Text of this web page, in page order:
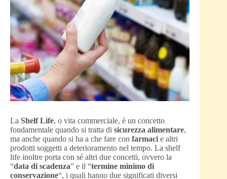
La Shelf Life, o vita commerciale, è un concetto
fondamentale quando si tratta di sicurezza alimentare,
ma anche quando si ha a che fare con farmaci e altri
prodotti soggetti a deterioramento nel tempo. La shelf
life inoltre porta con sé altri due concetti, ovvero la
“data di scadenza” e il “termine minimo di
conservazione“, i quali hanno due significati diversi